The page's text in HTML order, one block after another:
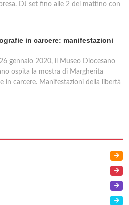
DJ set fino alle 2 del mattino con
in carcere: manifestazioni
gennaio 2020, il Museo Diocesano
ospita la mostra di Margherita
in carcere. Manifestazioni della libertà